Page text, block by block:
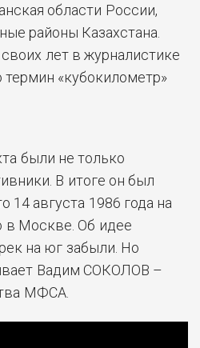
области России,
районы Казахстана.
лет в журналистике
«кубокилометр»
были не только
В итоге он был
14 августа 1986 года на
в Москве. Об идее
на юг забыли. Но
Вадим СОКОЛОВ –
МФСА.